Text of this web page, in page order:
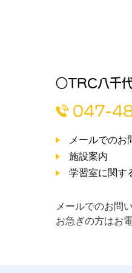
○TRC八千
047-
メールでのお
施設案内
学習室に関す
メールでのお問
お急ぎの方はお